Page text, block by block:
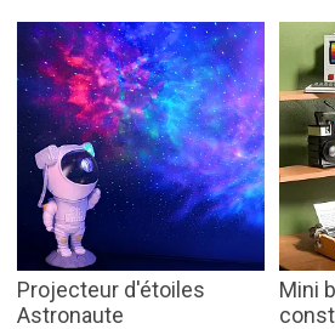
Projecteur d'étoiles
Astronaute
Mini